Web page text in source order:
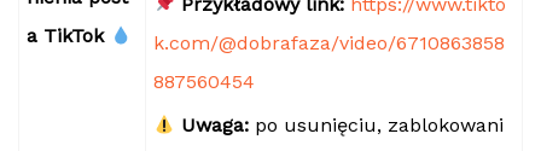
a TikTok
k.com/@dobrafaza/video/6710863858
887560454
Uwaga: po usunięciu, zablokowani